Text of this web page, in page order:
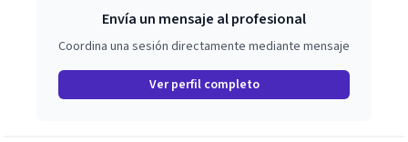
Envía un mensaje al profesional
Coordina una sesión directamente mediante mensaje
Ver perfil completo